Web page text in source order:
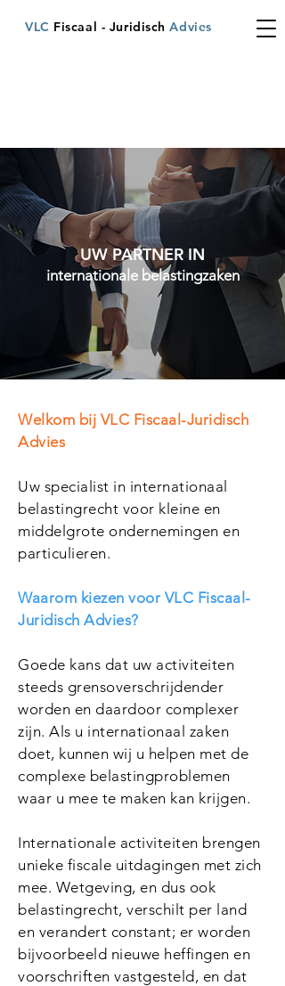
VLC Fiscaal - JuridischAdvies
UW PARTNER IN
internationale belastingzaken
Welkom bij VLC Fiscaal-Juridisch
Advies
Uw specialist in internationaal
belastingrecht voor kleine en
middelgrote ondernemingen en
particulieren.
Waarom kiezen voor VLC Fiscaal-
Juridisch Advies?
Goede kans dat uw activiteiten
steeds grensoverschrijdender
worden en daardoor complexer
zijn. Als u internationaal zaken
doet, kunnen wij u helpen met de
complexe belastingproblemen
waar u mee te maken kan krijgen.
Internationale activiteiten brengen
unieke fiscale uitdagingen met zich
mee. Wetgeving, en dus ook
belastingrecht, verschilt per land
en verandert constant; er worden
bijvoorbeeld nieuwe heffingen en
voorschriften vastgesteld, en dat